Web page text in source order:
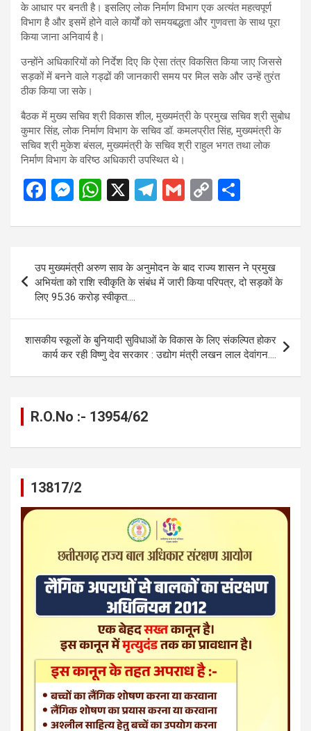
के आधार पर बनती है। इसलिए लोक निर्माण विभाग एक अत्यंत महत्वपूर्ण
विभाग है और इसमें होने वाले कार्यों को समयबद्धता और गुणवत्ता के साथ पूरा
किया जाना अनिवार्य है।
उन्होंने अधिकारियों को निर्देश दिए कि ऐसा तंत्र विकसित किया जाए जिससे
सड़कों में बनने वाले गड्ढों की जानकारी समय पर मिल सके और उन्हें तुरंत
ठीक किया जा सके।
बैठक में मुख्य सचिव श्री विकास शील, मुख्यमंत्री के प्रमुख सचिव श्री सुबोध
कुमार सिंह, लोक निर्माण विभाग के सचिव डॉ. कमलप्रीत सिंह, मुख्यमंत्री के
सचिव श्री मुकेश बंसल, मुख्यमंत्री के सचिव श्री राहुल भगत तथा लोक
निर्माण विभाग के वरिष्ठ अधिकारी उपस्थित थे।
F
ce
o
o
k
M
se
n
g
er
W
at
A
p
p
X
T
e
gr
a
G
ail
C
py
n
ar
e
navigation
उप मुख्यमंत्री अरुण साव के अनुमोदन के बाद राज्य शासन ने प्रमुख
अभियंता को राशि स्वीकृति के संबंध में जारी किया परिपत्र, दो सड़कों के
लिए 95.36 करोड़ स्वीकृत….
शासकीय स्कूलों के बुनियादी सुविधाओं के विकास के लिए संकल्पित होकर
कार्य कर रही विष्णु देव सरकार : उद्योग मंत्री लखन लाल देवांगन….
R.O.No :- 13954/62
13817/2